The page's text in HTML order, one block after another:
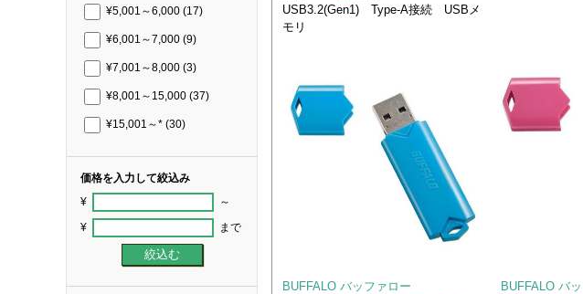
¥5,001～6,000 (17)
¥6,001～7,000 (9)
¥7,001～8,000 (3)
¥8,001～15,000 (37)
¥15,001～* (30)
価格を入力して絞込み
¥ ～
¥ まで
USB3.2(Gen1) Type-A接続 USBメ
モリ
BUFFALO バッファロー
BUFFALO バ